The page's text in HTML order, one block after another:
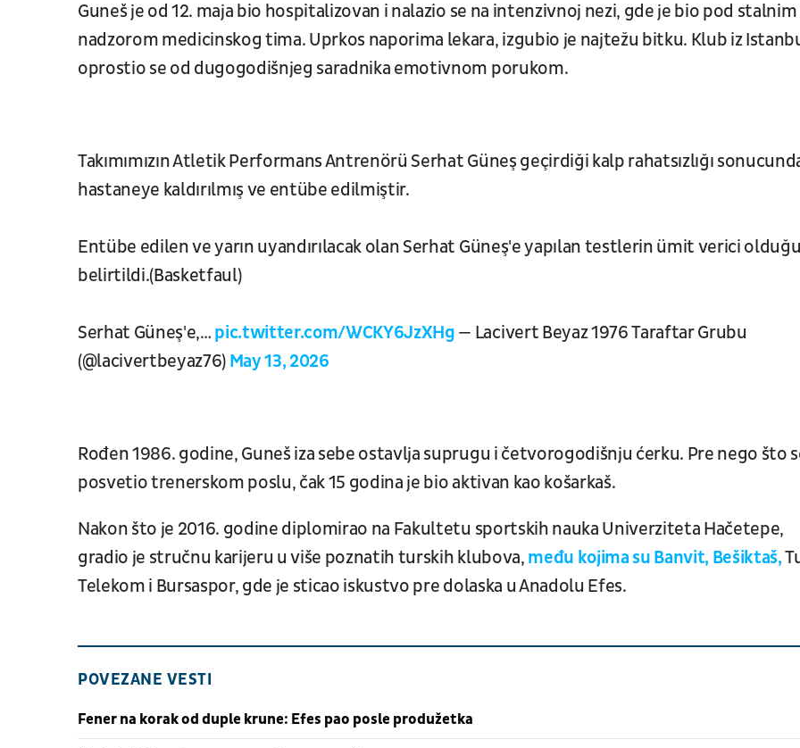
Guneš je od 12. maja bio hospitalizovan i nalazio se na intenzivnoj nezi, gde je bio pod stalnim
nadzorom medicinskog tima. Uprkos naporima lekara, izgubio je najtežu bitku. Klub iz
oprostio se od dugogodišnjeg saradnika emotivnom porukom.
Takımımızın Atletik Performans Antrenörü Serhat Güneş geçirdiği kalp rahatsızlığı
hastaneye kaldırılmış ve entübe edilmiştir.
Entübe edilen ve yarın uyandırılacak olan Serhat Güneş'e yapılan testlerin ümit verici olduğu
belirtildi.(Basketfaul)
Serhat Güneş'e,… pic.twitter.com/WCKY6JzXHg — Lacivert Beyaz 1976 Taraftar Grubu
(@lacivertbeyaz76) May 13, 2026
Rođen 1986. godine, Guneš iza sebe ostavlja suprugu i četvorogodišnju ćerku. Pre nego što
posvetio trenerskom poslu, čak 15 godina je bio aktivan kao košarkaš.
Nakon što je 2016. godine diplomirao na Fakultetu sportskih nauka Univerziteta Hačetepe,
gradio je stručnu karijeru u više poznatih turskih klubova, među kojima su Banvit, Bešiktaš,
Telekom i Bursaspor, gde je sticao iskustvo pre dolaska u Anadolu Efes.
POVEZANE VESTI
Fener na korak od duple krune: Efes pao posle produžetka